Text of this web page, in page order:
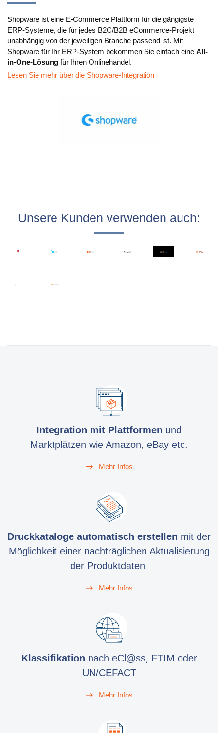
Sana Commerce
Partner
Ressourcen
Shopware ist eine E-Commerce Plattform für die gängigste
ERP-Systeme, die für jedes B2C/B2B eCommerce-Projekt
unabhängig von der jeweiligen Branche passend ist. Mit
Shopware für Ihr ERP-System bekommen Sie einfach eine All-
in-One-Lösung für Ihren Onlinehandel.
Lesen Sie mehr über die Shopware-Integration
Unsere Kunden verwenden auch:
Integration mit Plattformen und
Marktplätzen wie Amazon, eBay etc.
Mehr Infos
Druckkataloge automatisch erstellen mit der
Möglichkeit einer nachträglichen Aktualisierung
der Produktdaten
Mehr Infos
Klassifikation nach eCl@ss, ETIM oder
UN/CEFACT
Mehr Infos